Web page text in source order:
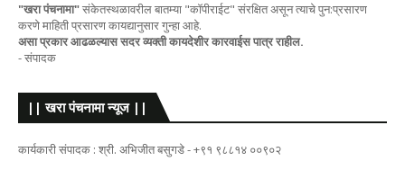
"खरा पंचनामा"संकेतस्थळावरील बातम्या "कॉपीराईट" संरक्षित असून त्याचे पुन:प्रसारण
करणे माहिती प्रसारण कायद्यानुसार गुन्हा आहे.
असा प्रकार आढळल्यास सदर व्यक्ती कायदेशीर कारवाईस पात्र राहील.
- संपादक
|| खरा पंचनामा न्यूज ||
कार्यकारी संपादक : श्री. अभिजीत बसुगडे - +९१ ९८८१४ ००९०२